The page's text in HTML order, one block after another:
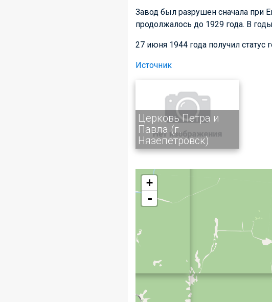
Завод был разрушен сначала при
продолжалось до 1929 года. В
27 июня 1944 года получил статус
Источник
Церковь Петра и
Павла (г.
Нязепетровск)
+
-